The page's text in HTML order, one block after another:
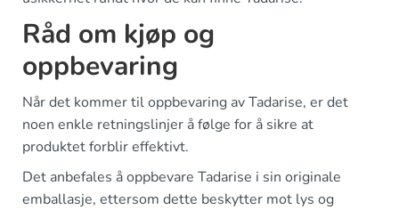
Råd om kjøp og
oppbevaring
Når det kommer til oppbevaring av Tadarise, er det
noen enkle retningslinjer å følge for å sikre at
produktet forblir effektivt.
Det anbefales å oppbevare Tadarise i sin originale
emballasje, ettersom dette beskytter mot lys og